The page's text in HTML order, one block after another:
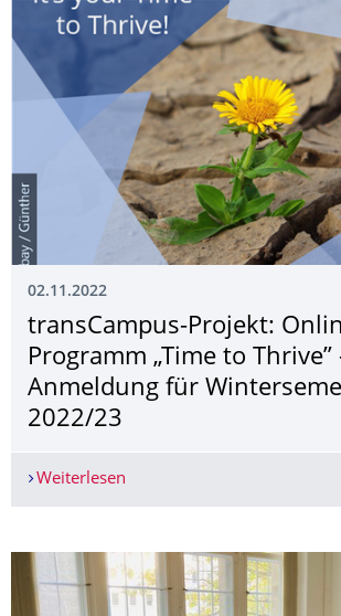
02.11.2022
transCampus-Projekt:
Programm „Time to Thrive”
Anmeldung für
2022/23
Weiterlesen